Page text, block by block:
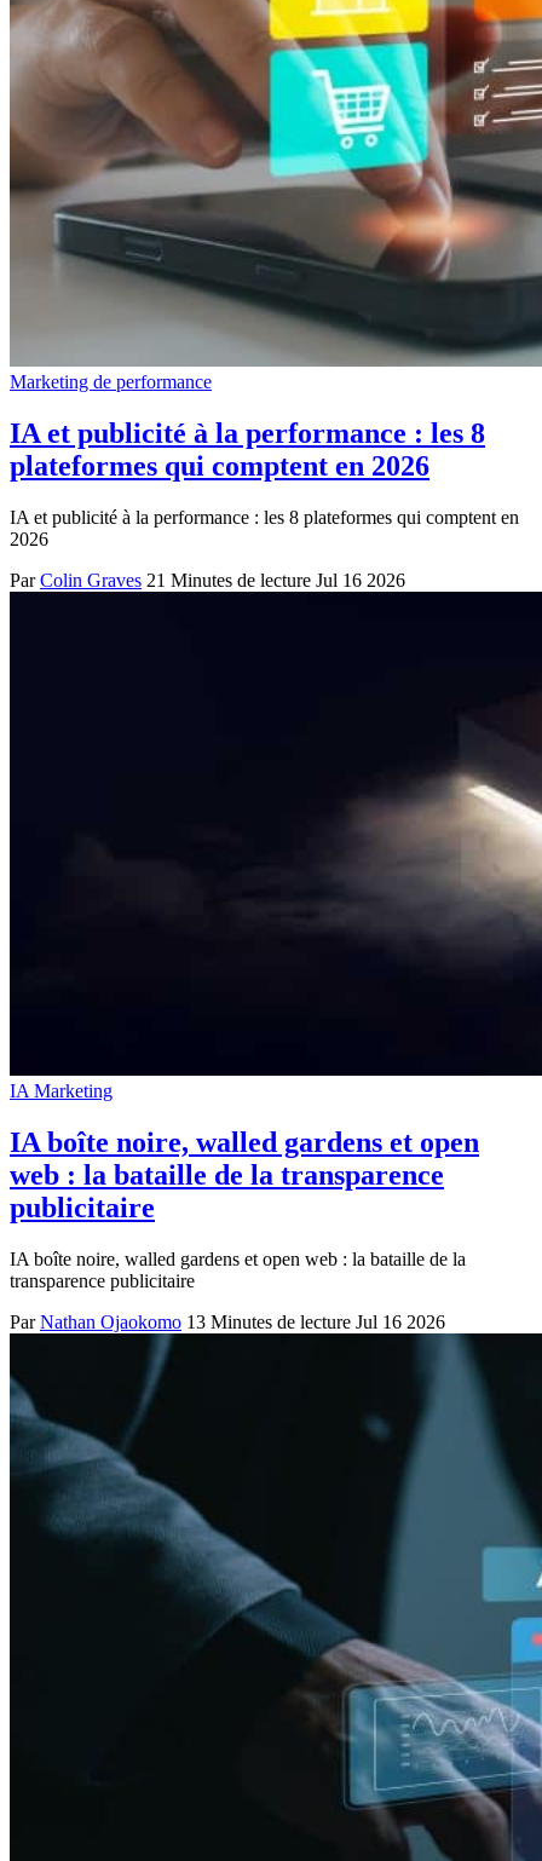
Marketing de performance
IA et publicité à la performance : les 8
plateformes qui comptent en 2026
IA et publicité à la performance : les 8 plateformes qui comptent en
2026
Par Colin Graves 21 Minutes de lecture Jul 16 2026
IA Marketing
IA boîte noire, walled gardens et open
web : la bataille de la transparence
publicitaire
IA boîte noire, walled gardens et open web : la bataille de la
transparence publicitaire
Par Nathan Ojaokomo 13 Minutes de lecture Jul 16 2026